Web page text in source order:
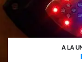
A LA